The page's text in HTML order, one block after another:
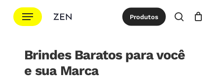
para
principal
Menu Produtos
procurar
Cotação Close
Brindes Baratos para você
e sua Marca